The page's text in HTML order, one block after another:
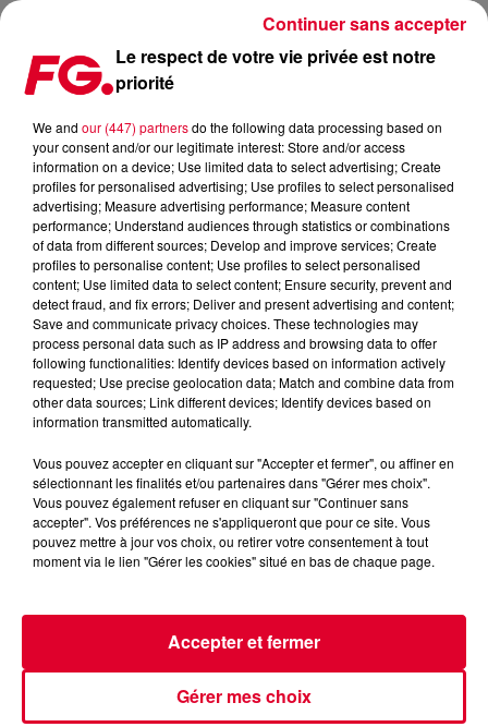
FG MIX DANCE : ORI UPLIFT
Le respect de votre vie privée est notre
priorité
We and our (447) partnersdo the following data processing based on
your consent and/or our legitimate interest: Store and/or access
information on a device; Use limited data to select advertising; Create
profiles for personalised advertising; Use profiles to select personalised
advertising; Measure advertising performance; Measure content
performance; Understand audiences through statistics or combinations
of data from different sources; Develop and improve services; Create
profiles to personalise content; Use profiles to select personalised
content; Use limited data to select content; Ensure security, prevent and
detect fraud, and fix errors; Deliver and present advertising and content;
Save and communicate privacy choices. These technologies may
process personal data such as IP address and browsing data to offer
following functionalities: Identify devices based on information actively
requested; Use precise geolocation data; Match and combine data from
other data sources; Link different devices; Identify devices based on
information transmitted automatically.
Vous pouvez accepter en cliquant sur "Accepter et fermer", ou affiner en
sélectionnant les finalités et/ou partenaires dans "Gérer mes choix".
Vous pouvez également refuser en cliquant sur "Continuer sans
accepter". Vos préférences ne s'appliqueront que pour ce site. Vous
pouvez mettre à jour vos choix, ou retirer votre consentement à tout
moment via le lien "Gérer les cookies" situé en bas de chaque page.
Gérer mes choix
Accepter et fermer
Continuer sans accepter